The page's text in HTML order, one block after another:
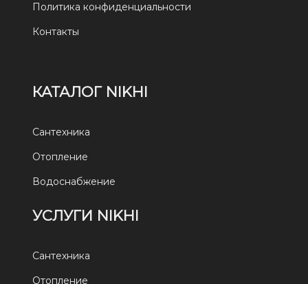
Политика конфиденциальности
Контакты
КАТАЛОГ NIKHI
Сантехника
Отопление
Водоснабжение
УСЛУГИ NIKHI
Сантехника
Отопление